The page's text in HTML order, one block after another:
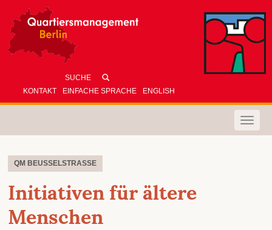
KONTAKT EINFACHE SPRACHE ENGLISH
Toggle
QM BEUSSELSTRASSE
Initiativen für ältere
Menschen